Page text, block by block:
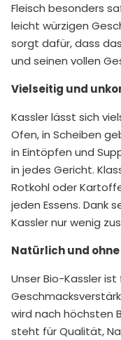
Fleisch besonders
leicht würzigen
sorgt dafür, dass
und seinen vollen
Vielseitig und
Kassler lässt sich
Ofen, in Scheiben
in Eintöpfen und
in jedes Gericht.
Rotkohl oder
jeden Essens. Dank
Kassler nur wenig
Natürlich und
Unser Bio-Kassler
wird nach höchsten
steht für Qualität,